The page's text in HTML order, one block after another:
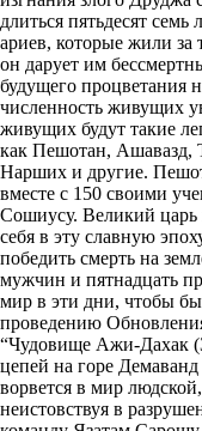
длиться пятьдесят
ариев, которые жили за
он дарует им
будущего процветания
численность живущих
живущих будут такие
как Пешотан, Ашавазд,
Нарших и другие.
вместе с 150 своими
Сошиусу. Великий
себя в эту славную
победить смерть на
мужчин и пятнадцать
мир в эти дни, чтобы
проведению
“Чудовище Ажи-Дахак
цепей на горе
ворвется в мир
неистовствуя в